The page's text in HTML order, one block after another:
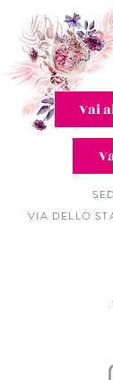
Vai
VIA DELLO